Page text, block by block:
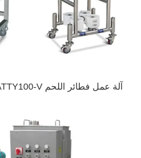
آلة عمل فطائر اللحم PATTY100-III/PATTY100-V